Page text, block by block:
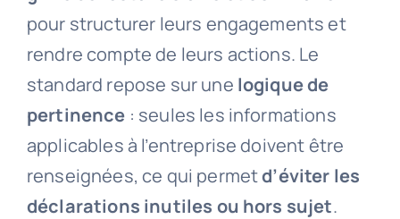
pour structurer leurs engagements et
rendre compte de leurs actions. Le
standard repose sur une logique de
pertinence : seules les informations
applicables à l’entreprise doivent être
renseignées, ce qui permetd’éviter les
déclarations inutiles ou hors sujet.